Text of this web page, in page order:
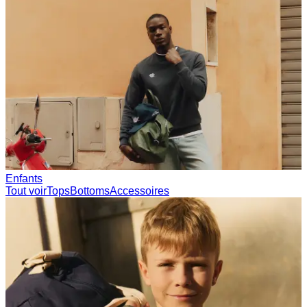
Summer 2026
0
En tendance actuellement
Polo
T-shirts
Shorts
T-SHIRTS
VÊTEMENTS D'EXTÉRIEUR